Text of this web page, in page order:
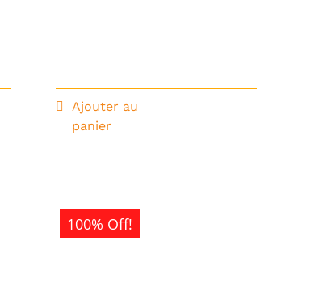
Ajouter au
panier
100% Off!